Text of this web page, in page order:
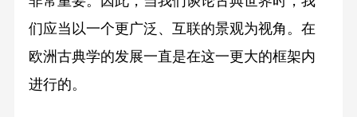
们应当以一个更广泛、互联的景观为视角。在
欧洲古典学的发展一直是在这一更大的框架内
进行的。